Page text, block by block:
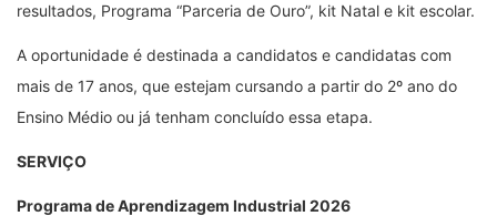
resultados, Programa “Parceria de Ouro”, kit Natal e kit escolar.
A oportunidade é destinada a candidatos e candidatas com
mais de 17 anos, que estejam cursando a partir do 2º ano do
Ensino Médio ou já tenham concluído essa etapa.
SERVIÇO
Programa de Aprendizagem Industrial 2026